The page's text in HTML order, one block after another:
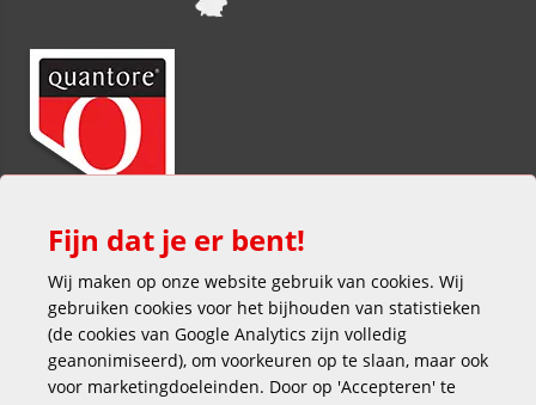
Fijn dat je er bent!
Wij maken op onze website gebruik van cookies. Wij
gebruiken cookies voor het bijhouden van statistieken
(de cookies van Google Analytics zijn volledig
geanonimiseerd), om voorkeuren op te slaan, maar ook
voor marketingdoeleinden. Door op 'Accepteren' te